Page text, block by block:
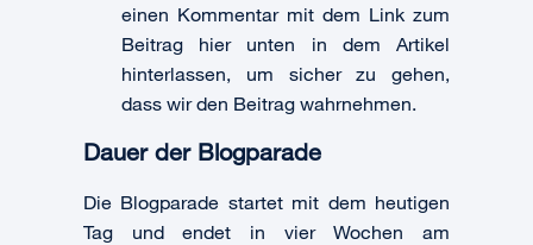
einen Kommentar mit dem Link zum
Beitrag hier unten in dem Artikel
hinterlassen, um sicher zu gehen,
dass wir den Beitrag wahrnehmen.
Dauer der Blogparade
Die Blogparade startet mit dem heutigen
Tag und endet in vier Wochen am